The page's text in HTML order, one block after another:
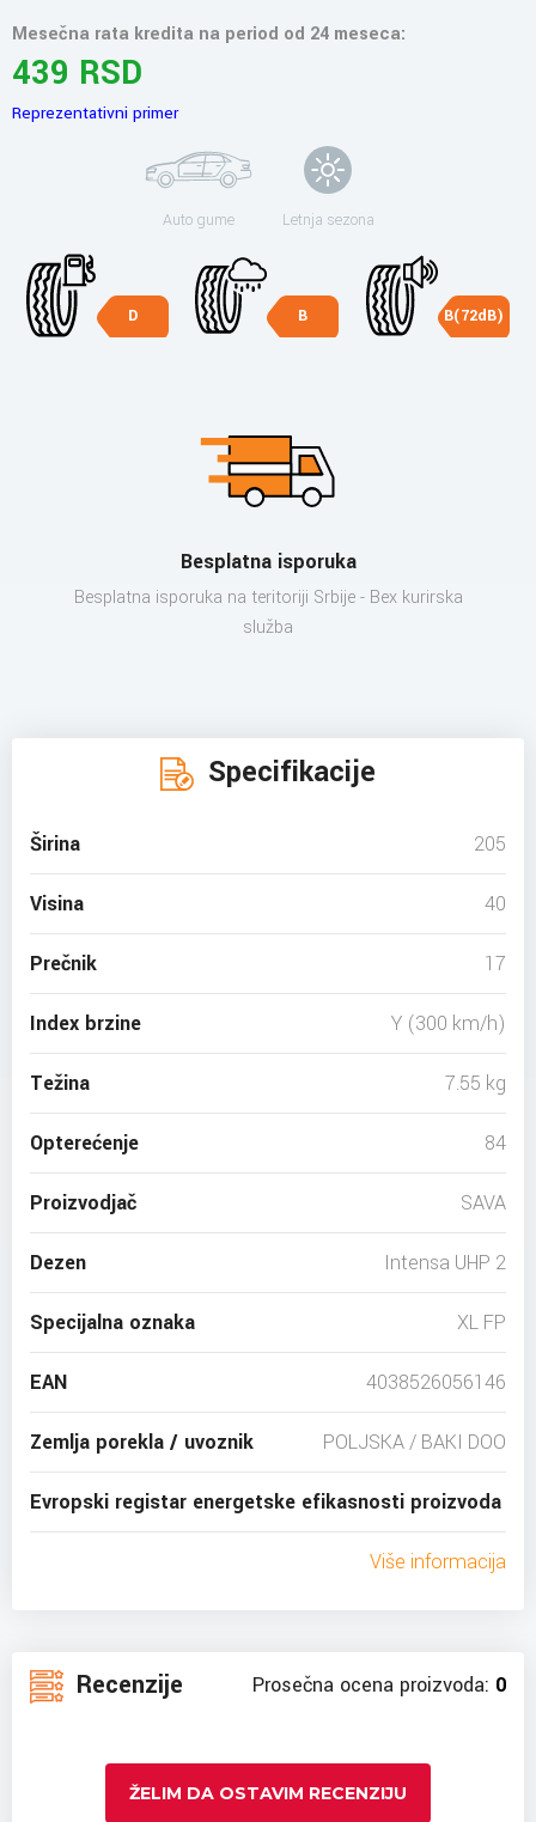
Mesečna rata kredita na period od 24 meseca:
439 RSD
Reprezentativni primer
Auto gume Letnja sezona
D B B(72dB)
Besplatna isporuka
Besplatna isporuka na teritoriji Srbije - Bex kurirska
služba
Specifikacije
Širina 205
Visina 40
Prečnik 17
Index brzine Y (300 km/h)
Težina 7.55 kg
Opterećenje 84
Proizvodjač SAVA
Dezen Intensa UHP 2
Specijalna oznaka XL FP
EAN 4038526056146
Zemlja porekla / uvoznik POLJSKA / BAKI DOO
Evropski registar energetske efikasnosti proizvoda
Više informacija
Recenzije Prosečna ocena proizvoda: 0
ŽELIM DA OSTAVIM RECENZIJU